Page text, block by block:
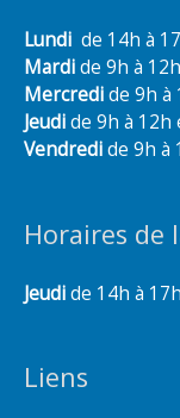
Lundi de 14h à
Mardide 9h à
Mercredide 9h à
Jeudide 9h à 12h
Vendredide 9h à
Horaires de
Jeudide 14h à 17h
Liens